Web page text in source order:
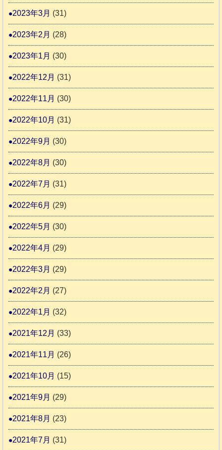
2023年3月 (31)
2023年2月 (28)
2023年1月 (30)
2022年12月 (31)
2022年11月 (30)
2022年10月 (31)
2022年9月 (30)
2022年8月 (30)
2022年7月 (31)
2022年6月 (29)
2022年5月 (30)
2022年4月 (29)
2022年3月 (29)
2022年2月 (27)
2022年1月 (32)
2021年12月 (33)
2021年11月 (26)
2021年10月 (15)
2021年9月 (29)
2021年8月 (23)
2021年7月 (31)